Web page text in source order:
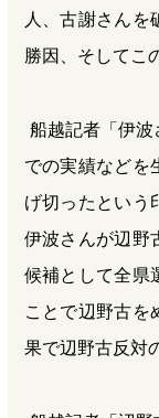
人、古謝さんを
勝因、そしてこ
船越記者「伊
での実績などを
げ切ったという
伊波さんが辺野
候補として全県
ことで辺野古を
果で辺野古反対